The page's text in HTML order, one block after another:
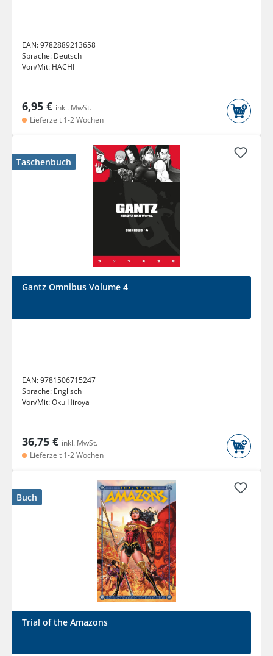
EAN:9782889213658
Sprache: Deutsch
Von/Mit: HACHI
6,95 € inkl. MwSt.
Lieferzeit 1-2 Wochen
Taschenbuch
Gantz Omnibus Volume 4
EAN:9781506715247
Sprache: Englisch
Von/Mit:Oku Hiroya
36,75 € inkl. MwSt.
Lieferzeit 1-2 Wochen
Buch
Trial of the Amazons